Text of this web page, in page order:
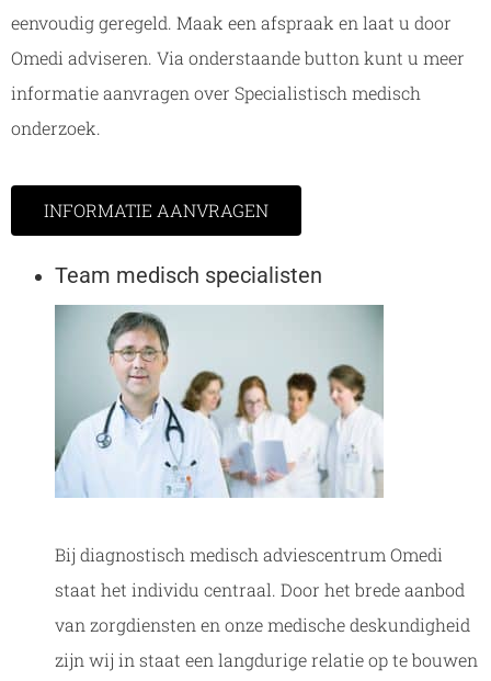
eenvoudig geregeld. Maak een afspraak en laat u door
Omedi adviseren. Via onderstaande button kunt u meer
informatie aanvragen over Specialistisch medisch
onderzoek.
INFORMATIE AANVRAGEN
Team medisch specialisten
Bij diagnostisch medisch adviescentrum Omedi
staat het individu centraal. Door het brede aanbod
van zorgdiensten en onze medische deskundigheid
zijn wij in staat een langdurige relatie op te bouwen